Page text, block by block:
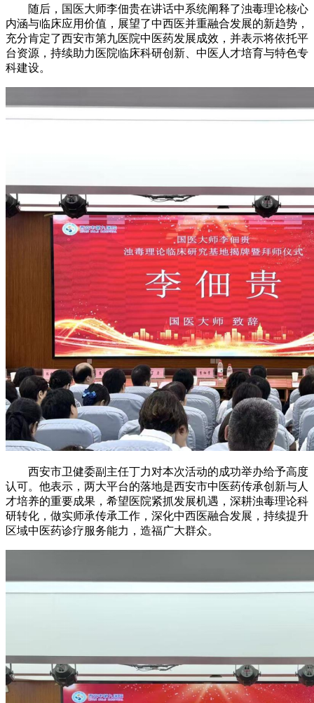
随后，国医大师李佃贵在讲话中系统阐释了浊毒理论核心
内涵与临床应用价值，展望了中西医并重融合发展的新趋势，
充分肯定了西安市第九医院中医药发展成效，并表示将依托平
台资源，持续助力医院临床科研创新、中医人才培育与特色专
科建设。
西安市卫健委副主任丁力对本次活动的成功举办给予高度
认可。他表示，两大平台的落地是西安市中医药传承创新与人
才培养的重要成果，希望医院紧抓发展机遇，深耕浊毒理论科
研转化，做实师承传承工作，深化中西医融合发展，持续提升
区域中医药诊疗服务能力，造福广大群众。